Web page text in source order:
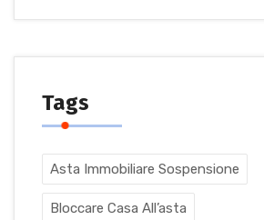
Tags
Asta Immobiliare Sospensione
Bloccare Casa All’asta